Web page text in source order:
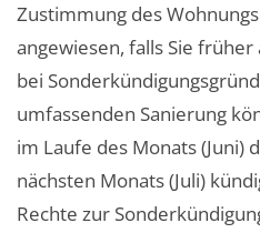
Zustimmung des
angewiesen, falls Sie
bei
umfassenden Sanierung
im Laufe des Monats (Juni)
nächsten Monats (Juli)
Rechte zur